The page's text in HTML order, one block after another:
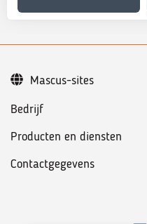
Bedrijf
Producten en diensten
Contactgegevens
Mascus-sites